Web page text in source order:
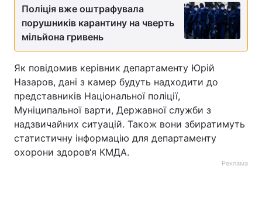
Поліція вже оштрафувала
порушників карантину на чверть
мільйона гривень
Як повідомив керівник департаменту Юрій
Назаров, дані з камер будуть надходити до
представників Національної поліції,
Муніципальної варти, Державної служби з
надзвичайних ситуацій. Також вони збиратимуть
статистичну інформацію для департаменту
охорони здоров‘я КМДА.
Реклама